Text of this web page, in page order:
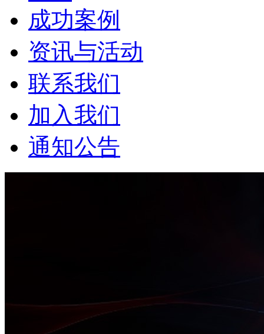
成功案例
资讯与活动
联系我们
加入我们
通知公告